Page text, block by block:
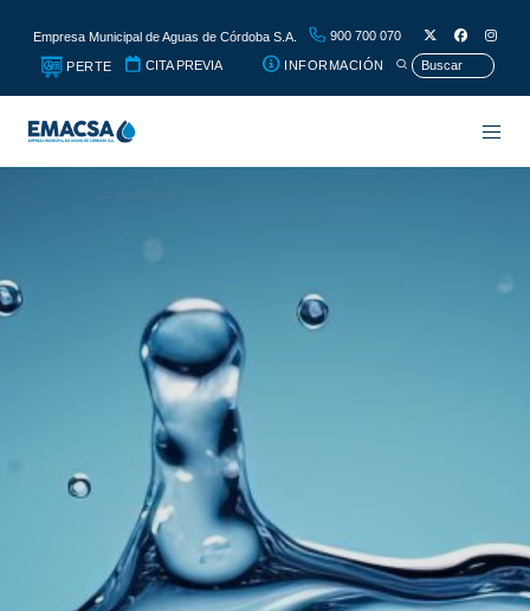
Empresa Municipal de Aguas de Córdoba S.A. 900 700 070
PERTE CITA PREVIA INFORMACIÓN